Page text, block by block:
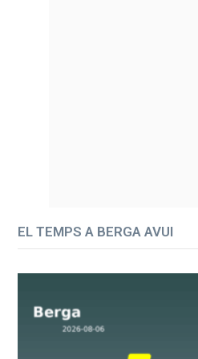
EL TEMPS A BERGA AVUI